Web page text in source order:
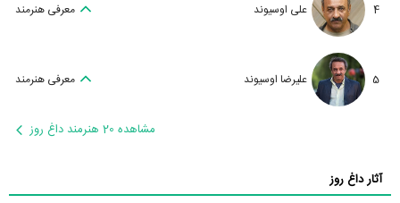
4 علی اوسیوند معرفی هنرمند
5 علیرضا اوسیوند معرفی هنرمند
مشاهده 20 هنرمند داغ روز
آثار داغ روز